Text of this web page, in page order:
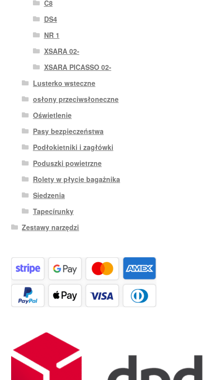
C8
DS4
NR 1
XSARA 02-
XSARA PICASSO 02-
Lusterko wsteczne
osłony przeciwsłoneczne
Oświetlenie
Pasy bezpieczeństwa
Podłokietniki i zagłówki
Poduszki powietrzne
Rolety w płycie bagażnika
Siedzenia
Tapecírunky
Zestawy narzędzi